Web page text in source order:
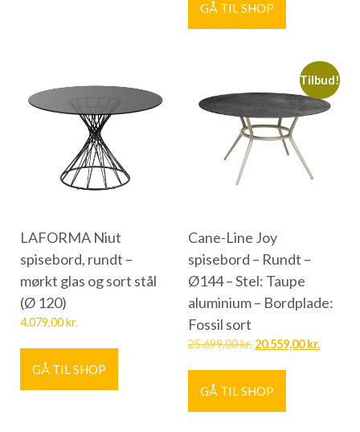
GÅ TIL SHOP
LAFORMA Niut
spisebord, rundt –
mørkt glas og sort stål
(Ø 120)
4.079,00kr.
GÅ TIL SHOP
Tilbud!
Cane-Line Joy
spisebord – Rundt –
Ø144 – Stel: Taupe
aluminium – Bordplade:
Fossil sort
25.699,00kr. 20.559,00kr.
GÅ TIL SHOP